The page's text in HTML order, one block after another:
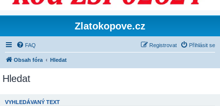
Zlatokopove.cz
FAQ Přihlásit se
Registrovat
Obsah fóra Hledat
Hledat
VYHLEDÁVANÝ TEXT